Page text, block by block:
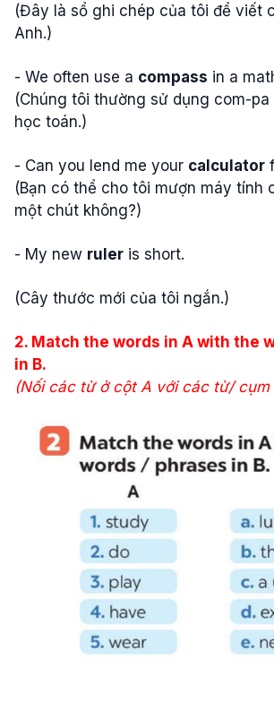
(Đây là sổ ghi chép của tôi để viết
Anh.)
- We often use a compass in a
(Chúng tôi thường sử dụng com-
học toán.)
- Can you lend me your calculator
(Bạn có thể cho tôi mượn máy tính
một chút không?)
- My new ruler is short.
(Cây thước mới của tôi ngắn.)
2. Match the words in A with the
in B.
(Nối các từ ở cột A với các từ/ cụm